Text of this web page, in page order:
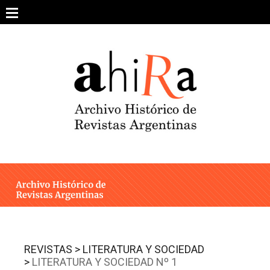
content
ARCHIVO DE REVISTAS
ESTUDIOS CRÍTICOS
INTEGRANTES
CONTACTO
REVISTAS > LITERATURA Y SOCIEDAD
> LITERATURA Y SOCIEDAD Nº 1